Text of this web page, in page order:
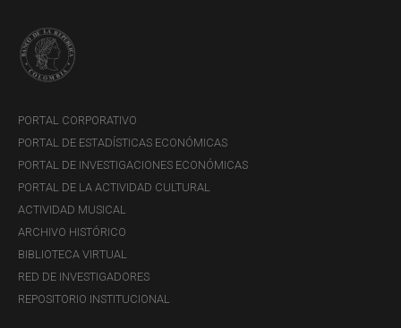
MIÉRCOLES, 5 DE AGOSTO DE 2026
Recuadro 1: Relación entre la
composición de la base inversionista
y los rendimientos de los títulos de
deuda pública en moneda local -
Reporte de Mercados Financieros,
segundo trimestre de 2026
Descargar
PORTAL CORPORATIVO
PORTAL DE ESTADÍSTICAS ECONÓMICAS
PORTAL DE INVESTIGACIONES ECONÓMICAS
PORTAL DE LA ACTIVIDAD CULTURAL
ACTIVIDAD MUSICAL
ARCHIVO HISTÓRICO
BIBLIOTECA VIRTUAL
RED DE INVESTIGADORES
REPOSITORIO INSTITUCIONAL